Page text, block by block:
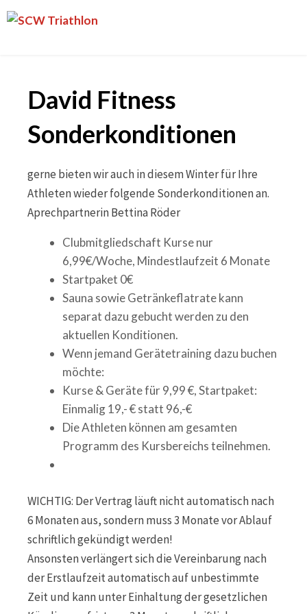
Skip
David Fitness
Sonderkonditionen
gerne bieten wir auch in diesem Winter für Ihre
Athleten wieder folgende Sonderkonditionen an.
Aprechpartnerin Bettina Röder
Clubmitgliedschaft Kurse nur
6,99€/Woche, Mindestlaufzeit 6 Monate
Startpaket 0€
Sauna sowie Getränkeflatrate kann
separat dazu gebucht werden zu den
aktuellen Konditionen.
Wenn jemand Gerätetraining dazu buchen
möchte:
Kurse & Geräte für 9,99 €, Startpaket:
Einmalig 19,- € statt 96,-€
Die Athleten können am gesamten
Programm des Kursbereichs teilnehmen.
WICHTIG: Der Vertrag läuft nicht automatisch nach
6 Monaten aus, sondern muss 3 Monate vor Ablauf
schriftlich gekündigt werden!
Ansonsten verlängert sich die Vereinbarung nach
der Erstlaufzeit automatisch auf unbestimmte
Zeit und kann unter Einhaltung der gesetzlichen